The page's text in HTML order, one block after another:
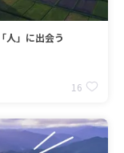
人」に出会う
16